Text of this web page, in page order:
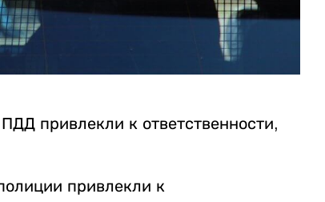
привлекли к ответственности,
привлекли к